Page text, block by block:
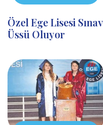
Özel Ege Lisesi Sınav
Üssü Oluyor